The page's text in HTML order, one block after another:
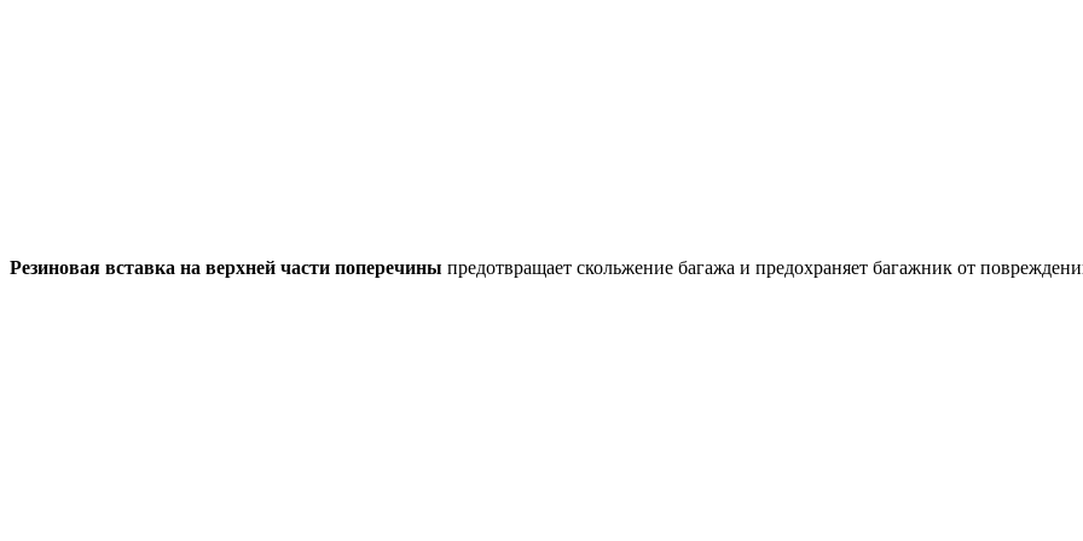
Резиновая вставка на верхней части поперечины предотвращает скольжение багажа и предохраняет багажник от